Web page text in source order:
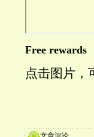
Free rewards
点击图片，